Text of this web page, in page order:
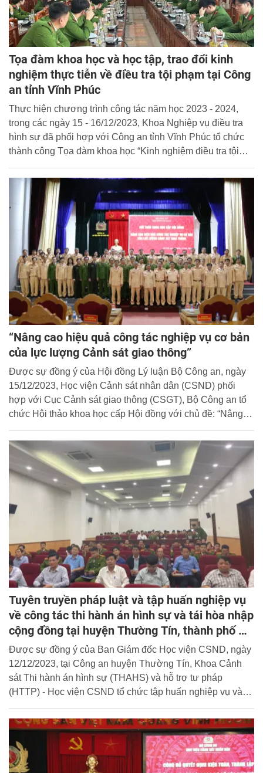
Tọa đàm khoa học và học tập, trao đổi kinh
nghiệm thực tiễn về điều tra tội phạm tại Công
an tỉnh Vĩnh Phúc
Thực hiện chương trình công tác năm học 2023 - 2024,
trong các ngày 15 - 16/12/2023, Khoa Nghiệp vụ điều tra
hình sự đã phối hợp với Công an tỉnh Vĩnh Phúc tổ chức
thành công Tọa đàm khoa học “Kinh nghiệm điều tra tội
động báo cáo thực tế trên địa bàn tỉnh.
“Nâng cao hiệu quả công tác nghiệp vụ cơ bản
của lực lượng Cảnh sát giao thông”
Được sự đồng ý của Hội đồng Lý luận Bộ Công an, ngày
15/12/2023, Học viện Cảnh sát nhân dân (CSND) phối
hợp với Cục Cảnh sát giao thông (CSGT), Bộ Công an tổ
chức Hội thảo khoa học cấp Hội đồng với chủ đề: “Nâng
Cảnh sát giao thông”. Thiếu tướng Nguyễn Văn Mừng,
Phó Cục trưởng Cục Cảnh sát giao thông, Bộ Công an và
Đại tá, PGS. TS Trần Quang Huyên, Phó Giám đốc Học
viện CSND đồng chủ trì Hội thảo.
Tuyên truyền pháp luật và tập huấn nghiệp vụ
về công tác thi hành án hình sự và tái hòa nhập
cộng đồng tại huyện Thường Tín, thành phố Hà
Nội
Được sự đồng ý của Ban Giám đốc Học viện CSND, ngày
12/12/2023, tại Công an huyện Thường Tín, Khoa Cảnh
sát Thi hành án hình sự (THAHS) và hỗ trợ tư pháp
(HTTP) - Học viện CSND tổ chức tập huấn nghiệp vụ và
tái hòa nhập cộng đồng cho cán bộ, chiến sĩ Công an
huyện và đại diện các cơ quan, ban, ngành, người chấp
hành án hình sự tại cộng đồng trên địa bàn huyện Thường
Tín.